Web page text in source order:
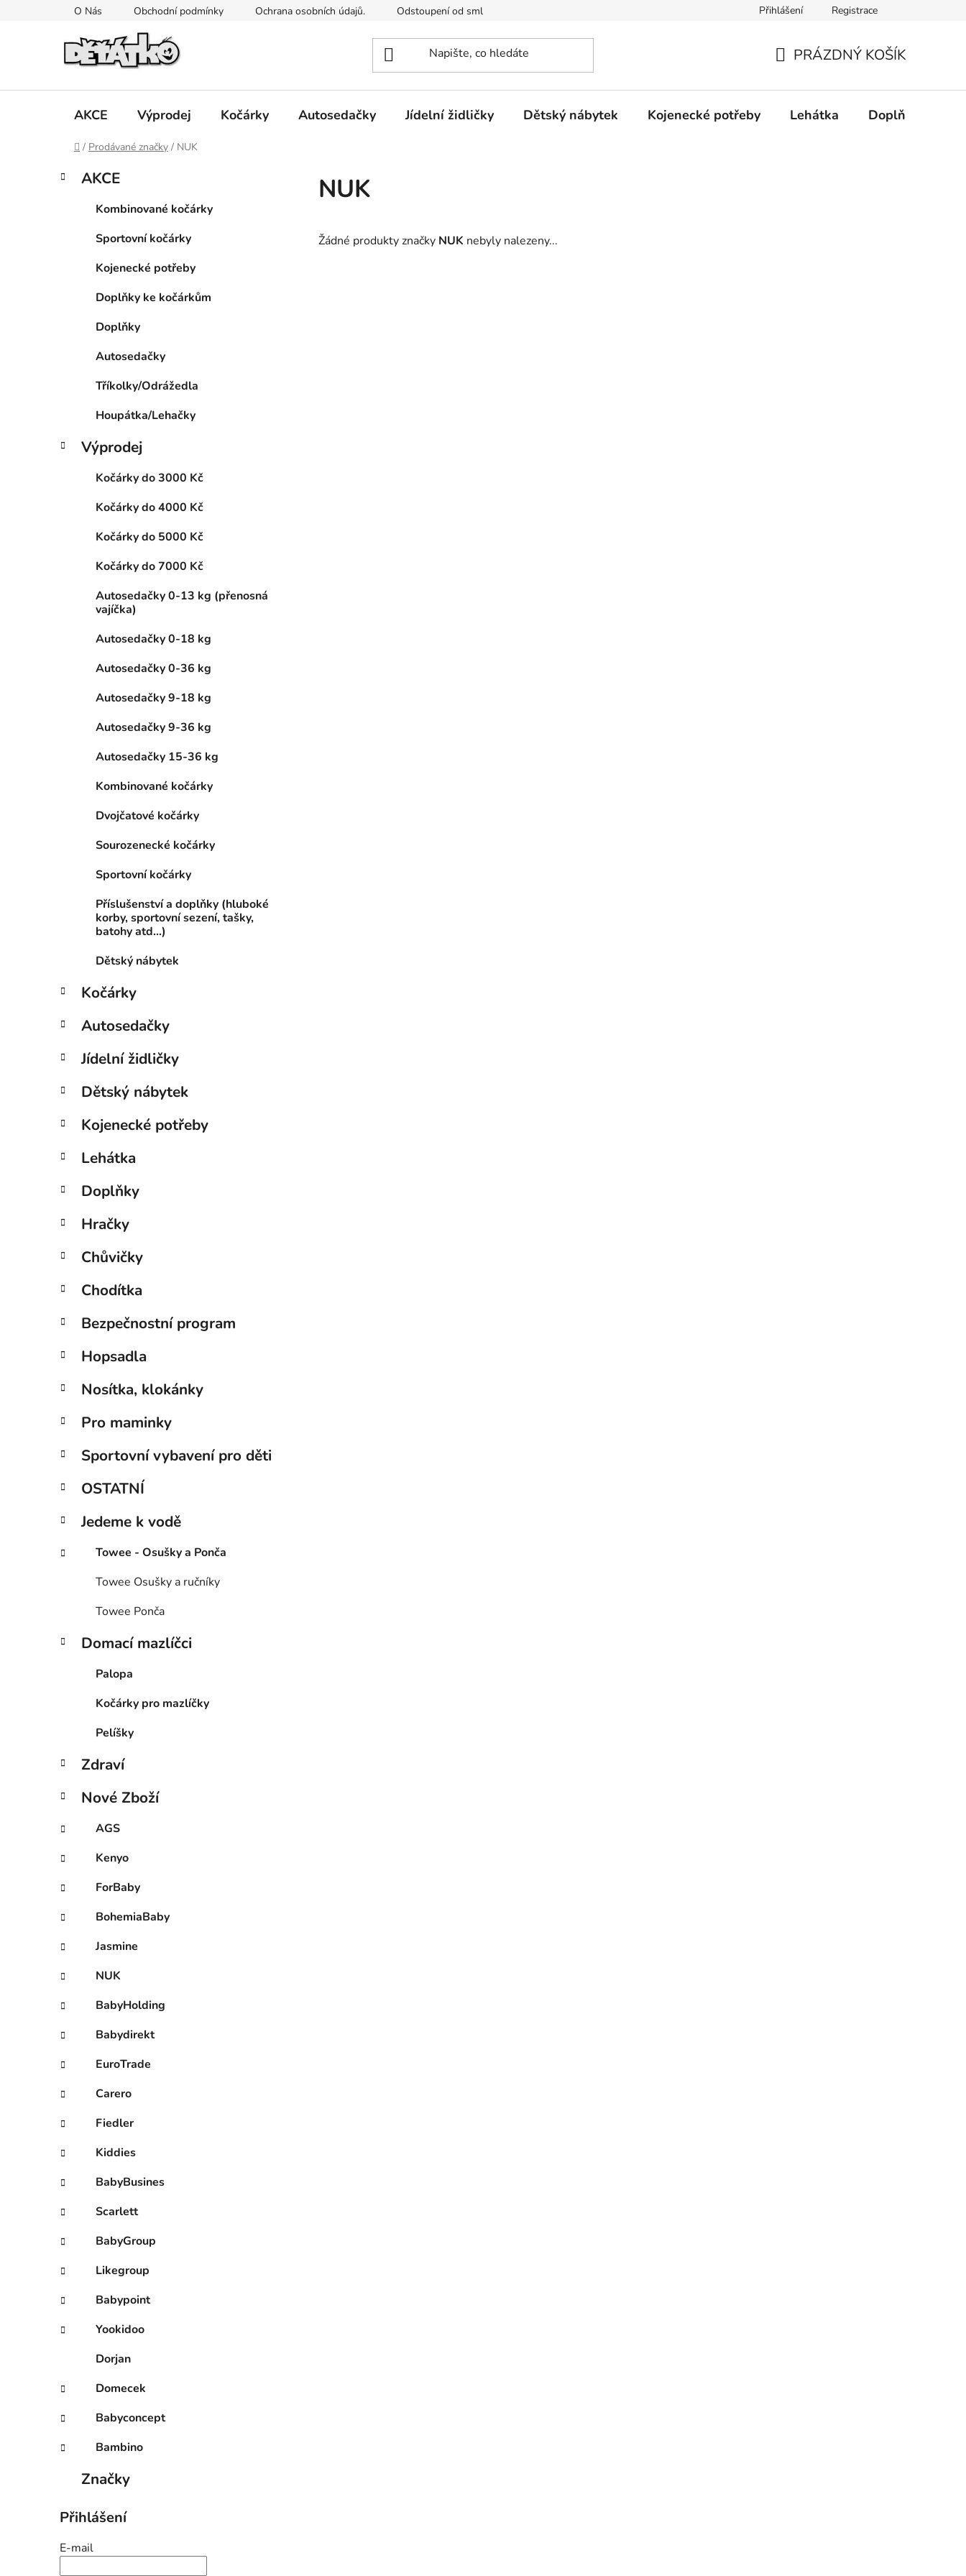
O Nás Obchodní podmínky Ochrana osobních údajů. Odstoupení od smlouvy Mimosoudní řešení spotřebitelských sporů. Prohlášení o použití cookies
Přihlášení Registrace
KOŠÍK
PRÁZDNÝ KOŠÍK
AKCE Výprodej Kočárky Autosedačky Jídelní židličky Dětský nábytek Kojenecké potřeby Lehátka Doplňky
Domů
/ Prodávané značky / NUK
PPřeskočit
kategorie
K
a
AKCE
Kombinované kočárky
Sportovní kočárky
Kojenecké potřeby
Doplňky ke kočárkům
Doplňky
Autosedačky
Tříkolky/Odrážedla
Houpátka/Lehačky
Výprodej
Kočárky do 3000 Kč
Kočárky do 4000 Kč
Kočárky do 5000 Kč
Kočárky do 7000 Kč
Autosedačky 0-13 kg (přenosná
vajíčka)
Autosedačky 0-18 kg
Autosedačky 0-36 kg
Autosedačky 9-18 kg
Autosedačky 9-36 kg
Autosedačky 15-36 kg
Kombinované kočárky
Dvojčatové kočárky
Sourozenecké kočárky
Sportovní kočárky
Příslušenství a doplňky (hluboké
korby, sportovní sezení, tašky,
batohy atd...)
Dětský nábytek
Kočárky
Autosedačky
Jídelní židličky
Dětský nábytek
Kojenecké potřeby
Lehátka
Doplňky
Hračky
Chůvičky
Chodítka
Bezpečnostní program
Hopsadla
Nosítka, klokánky
Pro maminky
Sportovní vybavení pro děti
OSTATNÍ
Jedeme k vodě
Towee - Osušky a Ponča
Towee Osušky a ručníky
Towee Ponča
Domací mazlíčci
Palopa
Kočárky pro mazlíčky
Pelíšky
Zdraví
Nové Zboží
AGS
Kenyo
ForBaby
BohemiaBaby
Jasmine
NUK
BabyHolding
Babydirekt
EuroTrade
Carero
Fiedler
Kiddies
BabyBusines
Scarlett
BabyGroup
Likegroup
Babypoint
Yookidoo
Dorjan
Domecek
Babyconcept
Bambino
Značky
Přihlášení
E-mail
NUK
Žádné produkty značky NUK nebyly nalezeny...